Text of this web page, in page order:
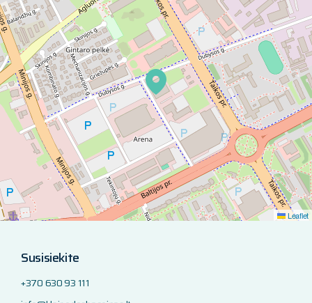
Susisiekite
+370 630 93 111
Leaflet